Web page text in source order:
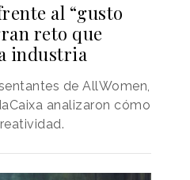
al “gusto
reto que
industria
de AllWomen,
analizaron cómo